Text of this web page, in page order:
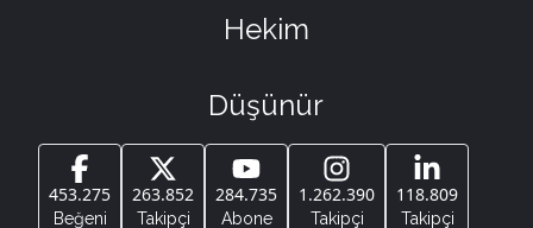
Hekim
Düşünür
453.275
Beğeni
263.852
Takipçi
284.735
Abone
1.262.390
Takipçi
118.809
Takipçi